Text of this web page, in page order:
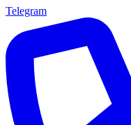
Telegram